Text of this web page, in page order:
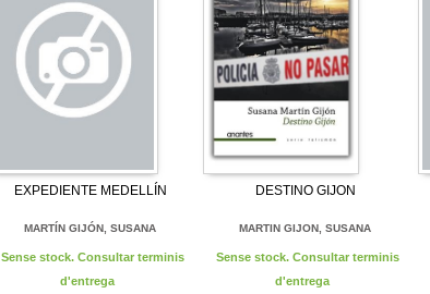
EXPEDIENTE MEDELLÍN
MARTÍN GIJÓN, SUSANA
Sense stock. Consultar terminis
d'entrega
DESTINO GIJON
MARTIN GIJON, SUSANA
Sense stock. Consultar terminis
d'entrega